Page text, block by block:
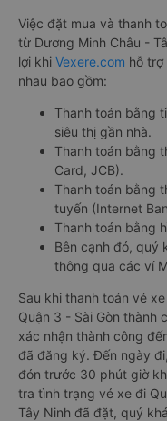
Việc đặt mua và thanh
từ Dương Minh Châu -
lợi khi Vexere.com hỗ
nhau bao gồm:
Thanh toán bằng
siêu thị gần nhà.
Thanh toán bằng
Card, JCB).
Thanh toán bằng
tuyến (Internet
Thanh toán bằng
Bên cạnh đó, quý
thông qua các ví
Sau khi thanh toán vé
Quận 3 - Sài Gòn thành
xác nhận thành công
đã đăng ký. Đến ngày
đón trước 30 phút giờ
tra tình trạng vé xe đi
Tây Ninh đã đặt, quý